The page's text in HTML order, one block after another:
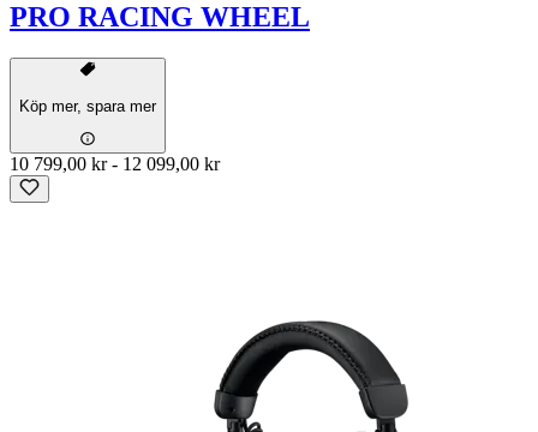
PRO RACING WHEEL
Köp mer, spara mer
10 799,00 kr- 12 099,00 kr